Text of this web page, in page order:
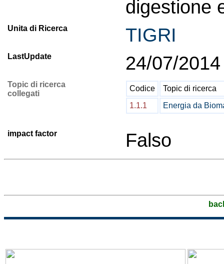
digestione
Unita di Ricerca TIGRI
LastUpdate 24/07/2014
Topic di ricerca
collegati
Codice
Topic di ricerca
1.1.1
Energia da
impact factor Falso